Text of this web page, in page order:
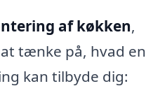
af køkken,
tænke på, hvad en
kan tilbyde dig: